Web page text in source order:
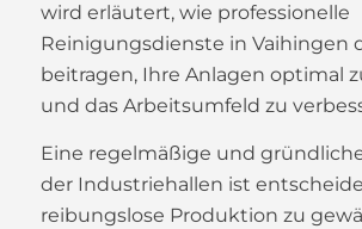
wird erläutert, wie professionelle
Reinigungsdienste in Vaihingen
beitragen, Ihre Anlagen optimal
und das Arbeitsumfeld zu
Eine regelmäßige und
der Industriehallen ist
reibungslose Produktion zu